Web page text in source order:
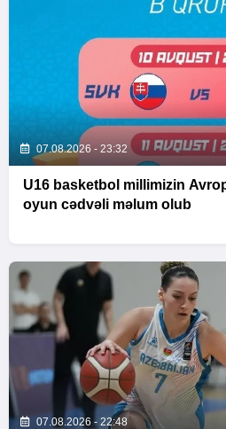
07.08.2026 - 23:32
U16 basketbol millimizin
oyun cədvəli məlum olub
07.08.2026 - 22:48